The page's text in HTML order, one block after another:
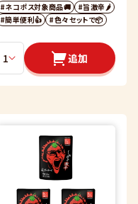
#ネコポス対象商品🚚
#旨激辛🌶
#簡単便利👍
#色々セットで📦
追加